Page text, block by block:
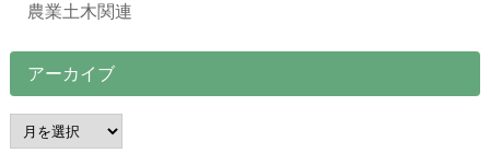
農業土木関連
アーカイブ
ー